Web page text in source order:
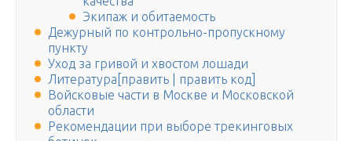
Экипаж и обитаемость
Дежурный по контрольно-пропускному
пункту
Уход за гривой и хвостом лошади
Литература[править | править код]
Войсковые части в Москве и Московской
области
Рекомендации при выборе трекинговых